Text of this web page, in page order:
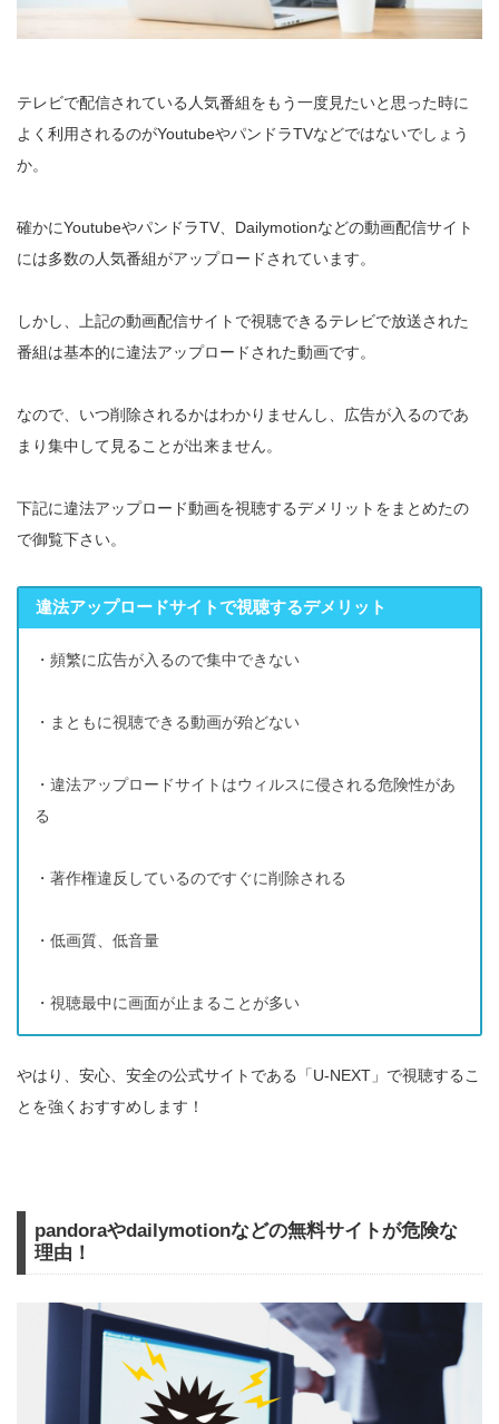
テレビで配信されている人気番組をもう一度見たいと思った時に
よく利用されるのがYoutubeやパンドラTVなどではないでしょう
か。
確かにYoutubeやパンドラTV、Dailymotionなどの動画配信サイト
には多数の人気番組がアップロードされています。
しかし、上記の動画配信サイトで視聴できるテレビで放送された
番組は基本的に違法アップロードされた動画です。
なので、いつ削除されるかはわかりませんし、広告が入るのであ
まり集中して見ることが出来ません。
下記に違法アップロード動画を視聴するデメリットをまとめたの
で御覧下さい。
違法アップロードサイトで視聴するデメリット
・頻繁に広告が入るので集中できない
・まともに視聴できる動画が殆どない
・違法アップロードサイトはウィルスに侵される危険性があ
る
・著作権違反しているのですぐに削除される
・低画質、低音量
・視聴最中に画面が止まることが多い
やはり、安心、安全の公式サイトである「U-NEXT」で視聴するこ
とを強くおすすめします！
pandoraやdailymotionなどの無料サイトが危険な
理由！